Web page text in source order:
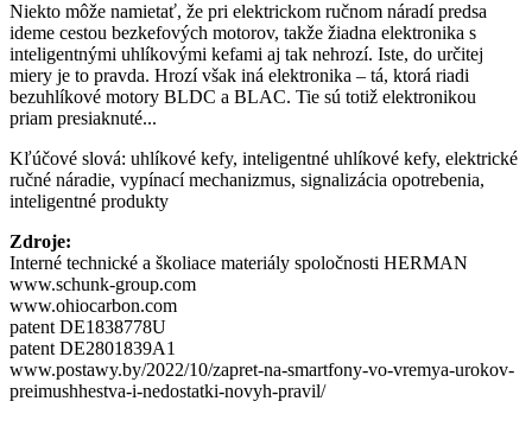
Niekto môže namietať, že pri elektrickom ručnom náradí predsa
ideme cestou bezkefových motorov, takže žiadna elektronika s
inteligentnými uhlíkovými kefami aj tak nehrozí. Iste, do určitej
miery je to pravda. Hrozí však iná elektronika – tá, ktorá riadi
bezuhlíkové motory BLDC a BLAC. Tie sú totiž elektronikou
priam presiaknuté...
Kľúčové slová: uhlíkové kefy, inteligentné uhlíkové kefy, elektrické
ručné náradie, vypínací mechanizmus, signalizácia opotrebenia,
inteligentné produkty
Zdroje:
Interné technické a školiace materiály spoločnosti HERMAN
www.schunk-group.com
www.ohiocarbon.com
patent DE1838778U
patent DE2801839A1
www.postawy.by/2022/10/zapret-na-smartfony-vo-vremya-urokov-
preimushhestva-i-nedostatki-novyh-pravil/